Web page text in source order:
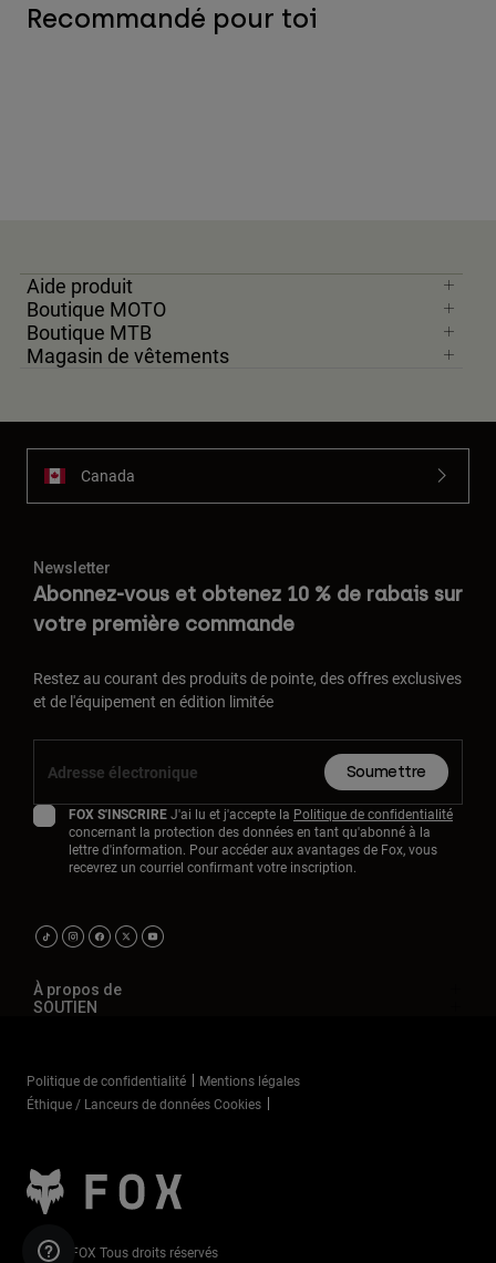
Recommandé pour toi
Aide produit
Boutique MOTO
Boutique MTB
Magasin de vêtements
Canada
Newsletter
Abonnez-vous et obtenez 10 % de rabais sur
votre première commande
Restez au courant des produits de pointe, des offres exclusives
et de l'équipement en édition limitée
Soumettre
FOX S'INSCRIREJ'ai lu et j'accepte la Politique de confidentialité
concernant la protection des données en tant qu'abonné à la
lettre d'information. Pour accéder aux avantages de Fox, vous
recevrez un courriel confirmant votre inscription.
À propos de
SOUTIEN
Politique de confidentialité
Mentions légales
Éthique / Lanceurs de données Cookies
©2025 FOX Tous droits réservés